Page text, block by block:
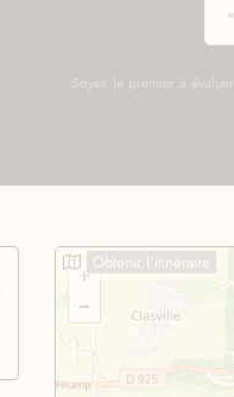
Soyez le premier à évaluer !
Obtenir l'itinéraire